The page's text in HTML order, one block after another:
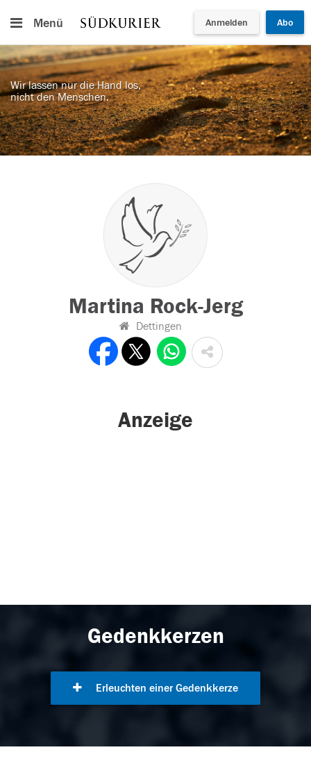
Menü Anmelden Abo
Wir lassen nur die Hand los,
nicht den Menschen.
Martina Rock-Jerg
Dettingen
Anzeige
Gedenkkerzen
Erleuchten einer Gedenkkerze